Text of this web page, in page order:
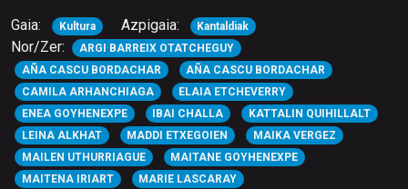
Gaia: Kultura Azpigaia: Kantaldiak
Nor/Zer:
ARGI BARREIX OTATCHEGUY
AÑA CASCU BORDACHAR
AÑA CASCU BORDACHAR
CAMILA ARHANCHIAGA
ELAIA ETCHEVERRY
ENEA GOYHENEXPE
IBAI CHALLA
KATTALIN QUIHILLALT
LEINA ALKHAT
MADDI ETXEGOIEN
MAIKA VERGEZ
MAILEN UTHURRIAGUE
MAITANE GOYHENEXPE
MAITENA IRIART
MARIE LASCARAY